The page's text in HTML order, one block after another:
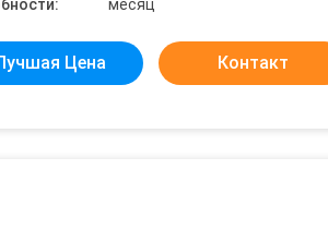
месяц
Цена Контакт